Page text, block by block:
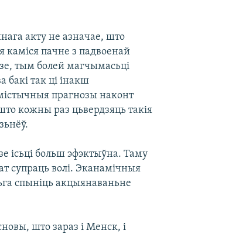
акту не азначае, што
каміся пачне з падвоенай
тым болей магчымасьці
бакі так ці інакш
прагнозы наконт
кожны раз цьвердзяць такія
ісьці больш эфэктыўна. Таму
супраць волі. Эканамічныя
спыніць акцыянаваньне
што зараз і Менск, і